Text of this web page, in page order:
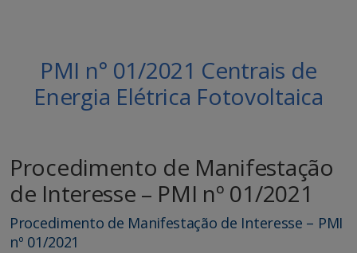
PMI n° 01/2021 Centrais de
Energia Elétrica Fotovoltaica
Procedimento de Manifestação
de Interesse – PMI nº 01/2021
Procedimento de Manifestação de Interesse – PMI
nº 01/2021